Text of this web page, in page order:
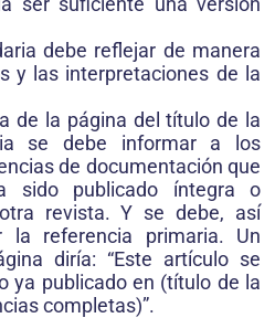
debe reflejar de manera
y las interpretaciones de la
de la página del título de la
se debe informar a los
de documentación que
sido publicado íntegra o
revista. Y se debe, así
la referencia primaria. Un
diría: “Este artículo se
ya publicado en (título de la
completas)”.